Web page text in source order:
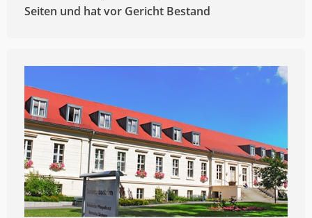
Seiten und hat vor Gericht Bestand